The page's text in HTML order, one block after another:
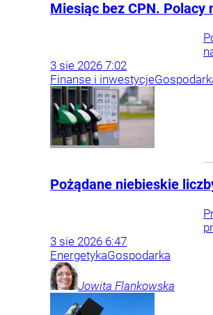
Miesiąc bez CPN. Polacy
3 sie 2026 7:02
Finanse i inwestycje
Pożądane niebieskie
3 sie 2026 6:47
EnergetykaGospodarka
Jowita Flankowska